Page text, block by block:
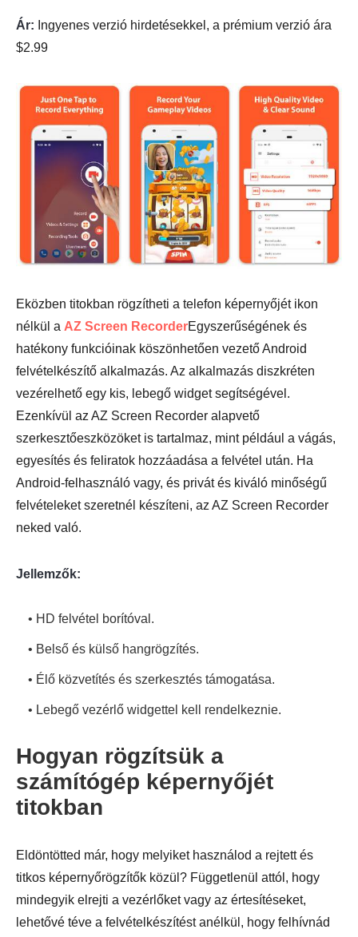
Ár: Ingyenes verzió hirdetésekkel, a prémium verzió ára
$2.99
Eközben titokban rögzítheti a telefon képernyőjét ikon
nélkül a AZ Screen RecorderEgyszerűségének és
hatékony funkcióinak köszönhetően vezető Android
felvételkészítő alkalmazás. Az alkalmazás diszkréten
vezérelhető egy kis, lebegő widget segítségével.
Ezenkívül az AZ Screen Recorder alapvető
szerkesztőeszközöket is tartalmaz, mint például a vágás,
egyesítés és feliratok hozzáadása a felvétel után. Ha
Android-felhasználó vagy, és privát és kiváló minőségű
felvételeket szeretnél készíteni, az AZ Screen Recorder
neked való.
Jellemzők:
• HD felvétel borítóval.
• Belső és külső hangrögzítés.
• Élő közvetítés és szerkesztés támogatása.
• Lebegő vezérlő widgettel kell rendelkeznie.
Hogyan rögzítsük a
számítógép képernyőjét
titokban
Eldöntötted már, hogy melyiket használod a rejtett és
titkos képernyőrögzítők közül? Függetlenül attól, hogy
mindegyik elrejti a vezérlőket vagy az értesítéseket,
lehetővé téve a felvételkészítést anélkül, hogy felhívnád